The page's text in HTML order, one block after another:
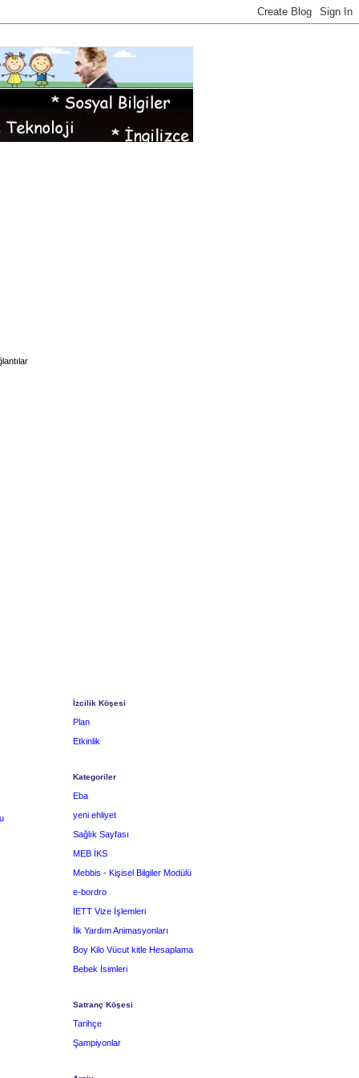
İzcilik Köşesi
Plan
Etkinlik
Kategoriler
Eba
yeni ehliyet
Sağlık Sayfası
MEB İKS
Mebbis - Kişisel Bilgiler Modülü
e-bordro
İETT Vize İşlemleri
İlk Yardım Animasyonları
Boy Kilo Vücut kitle Hesaplama
Bebek İsimleri
Satranç Köşesi
Tarihçe
Şampiyonlar